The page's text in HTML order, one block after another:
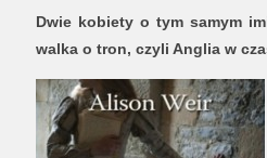
Dwie kobiety o tym samym
walka o tron, czyli Anglia w